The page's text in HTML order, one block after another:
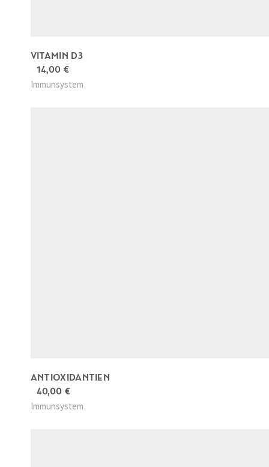
VITAMIN D3
14,00 €
Immunsystem
ANTIOXIDANTIEN
40,00 €
Immunsystem